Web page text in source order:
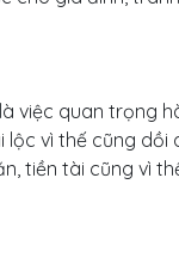
việc quan trọng
vì thế cũng dồi
tiền tài cũng vì